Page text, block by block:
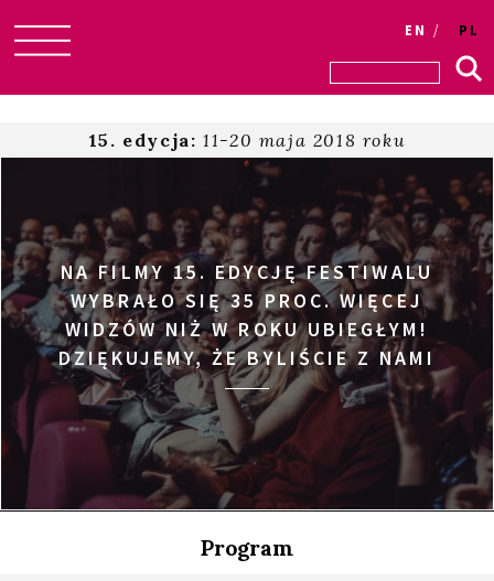
to
EN PL
15. edycja: 11-20 maja 2018 roku
NA FILMY 15. EDYCJĘ FESTIWALU
WYBRAŁO SIĘ 35 PROC. WIĘCEJ
WIDZÓW NIŻ W ROKU UBIEGŁYM!
DZIĘKUJEMY, ŻE BYLIŚCIE Z NAMI
Program